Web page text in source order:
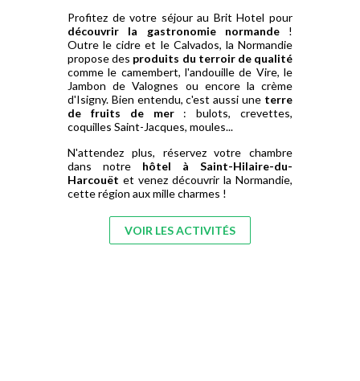
Profitez de votre séjour au Brit Hotel pour
découvrir la gastronomie normande!
Outre le cidre et le Calvados, la Normandie
propose des produits du terroir de qualité
comme le camembert, l'andouille de Vire, le
Jambon de Valognes ou encore la crème
d'Isigny. Bien entendu, c'est aussi une terre
de fruits de mer: bulots, crevettes,
coquilles Saint-Jacques, moules...
N'attendez plus, réservez votre chambre
dans notre hôtel à Saint-Hilaire-du-
Harcouët et venez découvrir la Normandie,
cette région aux mille charmes !
VOIR LES ACTIVITÉS